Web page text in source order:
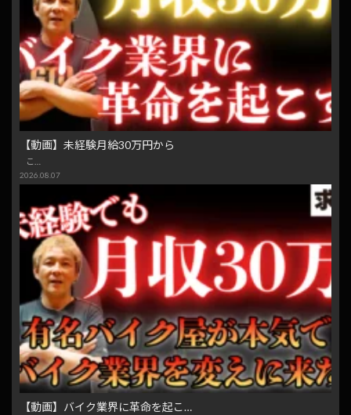
【動画】未経験月給30万円から
こ…
2026.08.07
【動画】バイク業界に革命を起こ…